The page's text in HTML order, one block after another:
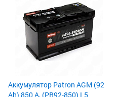
Аккумулятор Patron AGM (92
Ah) 850 А, (PB92-850) L5